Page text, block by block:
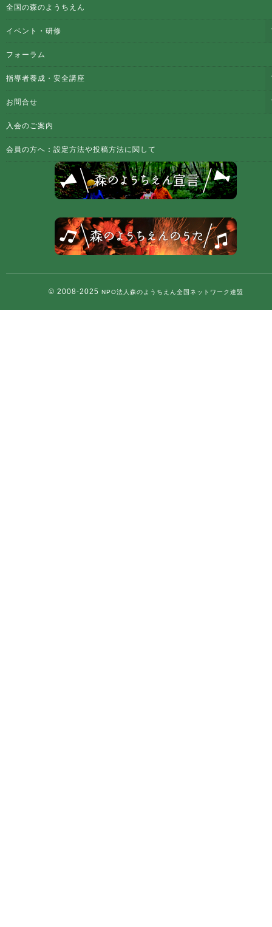
全国の森のようちえん
イベント・研修
フォーラム
指導者養成・安全講座
お問合せ
入会のご案内
会員の方へ：設定方法や投稿方法に関して
© 2008-2025 NPO法人森のようちえん全国ネットワーク連盟